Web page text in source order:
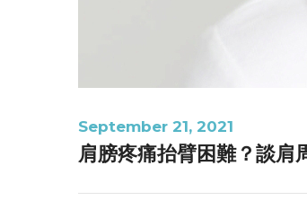
September 21, 2021
肩膀疼痛抬臂困難？談肩